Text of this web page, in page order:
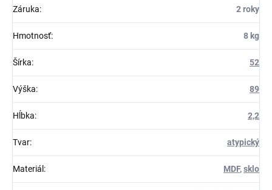
Záruka: 2 roky
Hmotnosť: 8 kg
Šírka: 52
Výška: 89
Hĺbka: 2,2
Tvar: atypický
Materiál : MDF,sklo